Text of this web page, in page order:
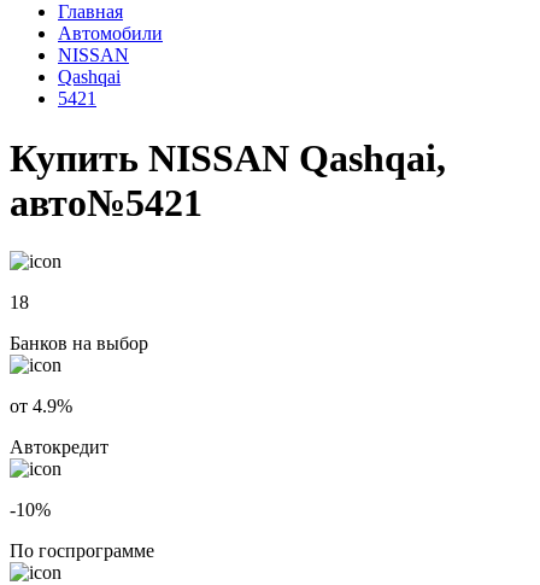
Главная
Автомобили
NISSAN
Qashqai
5421
Купить NISSAN Qashqai,
авто№5421
18
Банков на выбор
от 4.9%
Автокредит
-10%
По госпрограмме